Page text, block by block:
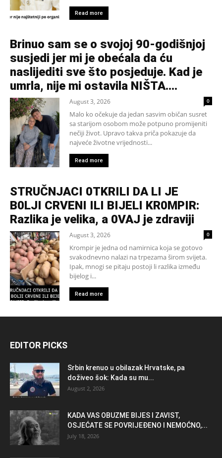
Read more
Brinuo sam se o svojoj 90-godišnjoj
susjedi jer mi je obećala da ću
naslijediti sve što posjeduje. Kad je
umrla, nije mi ostavila NIŠTA....
August 3, 2026 0
Malo ko očekuje da jedan sasvim običan susret
sa starijom osobom može potpuno promijeniti
nečiji život. Upravo takva priča pokazuje da
najveće životne vrijednosti...
Read more
STRUČNJACI 0TKRILI DA LI JE
B0LJI CRVENI ILI BIJELI KR0MPIR:
Razlika je velika, a 0VAJ je zdraviji
August 3, 2026 0
Krompir je jedna od namirnica koja se gotovo
svakodnevno nalazi na trpezama širom svijeta.
Ipak, mnogi se pitaju postoji li razlika između
bijelog i...
Read more
EDITOR PICKS
Srbin krenuo u obilazak Hrvatske, pa
doživeo šok: Kada su mu...
August 2, 2026
KADA VAS OBUZME BIJES I ZAVIST,
OSJEĆATE SE POVRIJEĐENO I NEMOĆNO,...
July 18, 2026